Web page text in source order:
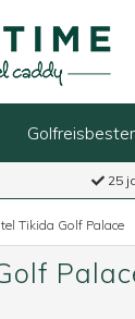
25
Tikida Golf Palace